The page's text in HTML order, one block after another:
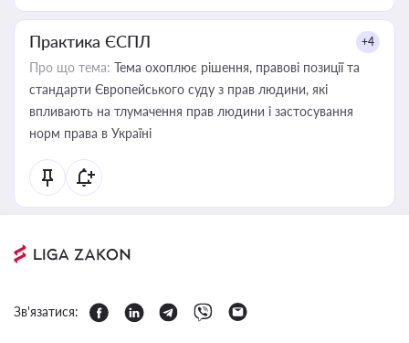
Практика ЄСПЛ +4
Про що тема: Тема охоплює рішення, правові позиції та
стандарти Європейського суду з прав людини, які
впливають на тлумачення прав людини і застосування
норм права в Україні
Зв'язатися: